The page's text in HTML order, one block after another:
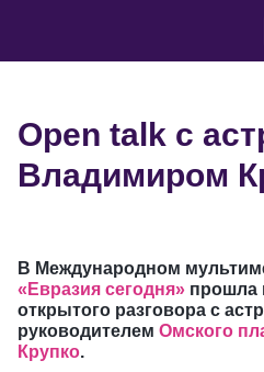
Open talk с
Владимиром
В Международном
«Евразия сегодня» прошла
открытого разговора с
руководителем Омского
Крупко.